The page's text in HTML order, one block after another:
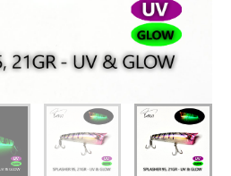
דיג – מאמרים בנושא דיג
החנות שלי – ציוד מומלץ שווה להכנס!
סל קניות